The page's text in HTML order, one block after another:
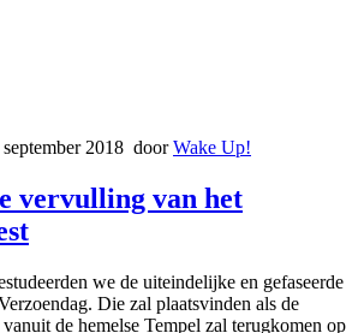
september 2018 doorWake Up!
vervulling van het
we de uiteindelijke en gefaseerde
Die zal plaatsvinden als de
de hemelse Tempel zal terugkomen op